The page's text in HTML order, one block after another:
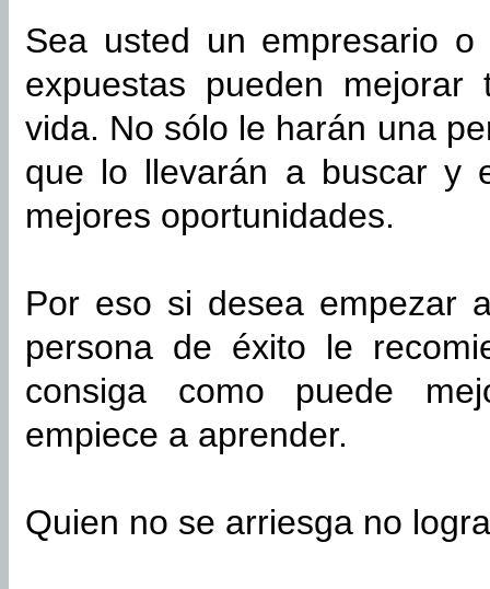
Sea usted un empresario
expuestas pueden
vida. No sólo le harán una
que lo llevarán a buscar y
mejores oportunidades.
Por eso si desea empezar
persona de éxito le
consiga como puede
empiece a aprender.
Quien no se arriesga no